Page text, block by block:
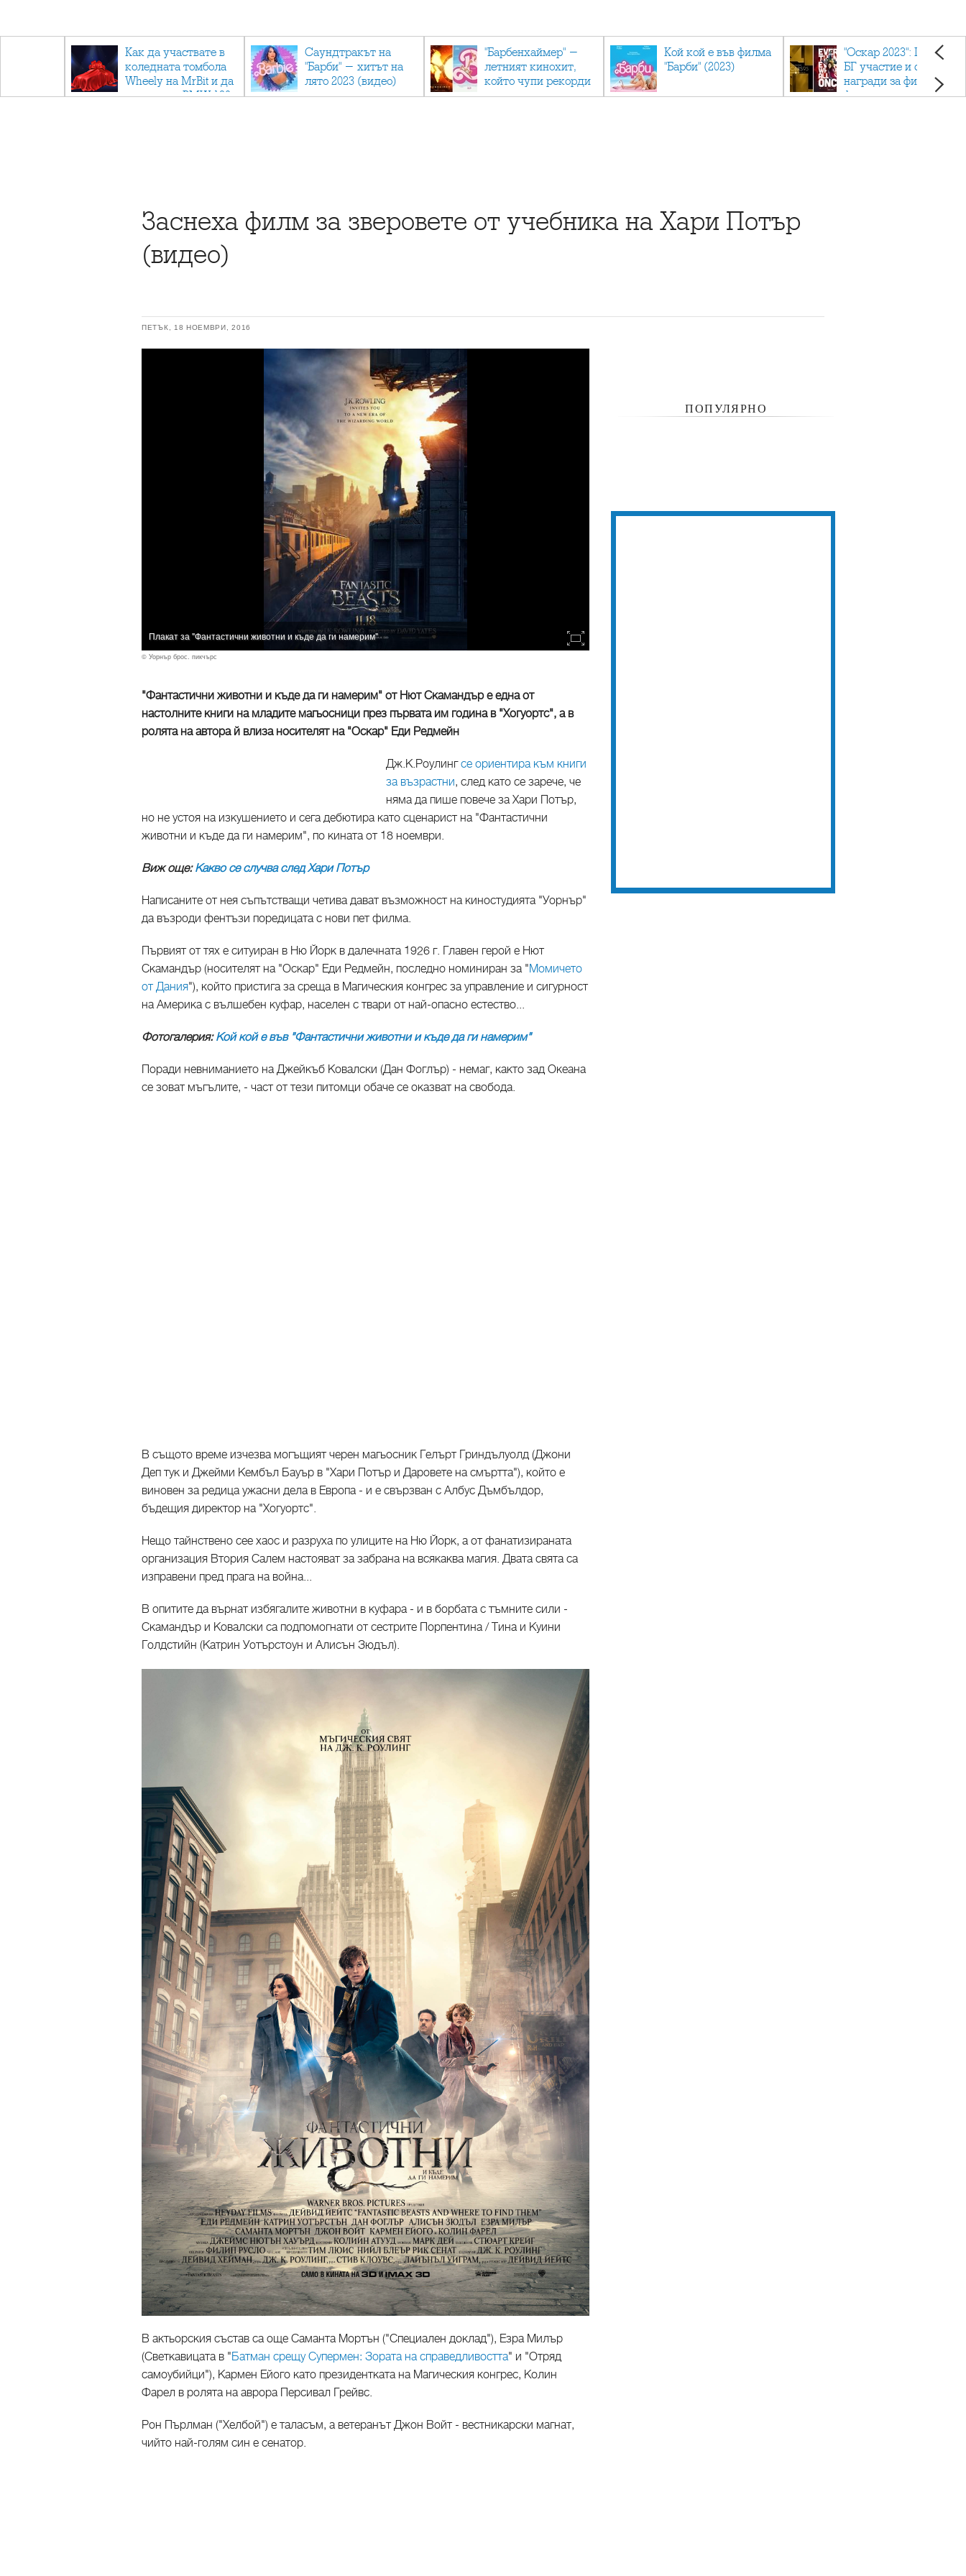
Как да участвате в
коледната томбола
Wheely на MrBit и да
спечелите BMW 120
Саундтракът на
"Барби" - хитът на
лято 2023 (видео)
"Барбенхаймер" -
летният кинохит,
който чупи рекорди
Кой кой е във филма
"Барби" (2023)
"Оскар 2023": Приз с
БГ участие и седем
награди за филма
фаворит
Заснеха филм за зверовете от учебника на Хари Потър
(видео)
ПЕТЪК, 18 НОЕМВРИ, 2016
Плакат за "Фантастични животни и къде да ги намерим"
© Уорнър брос. пикчърс
"Фантастични животни и къде да ги намерим" от Нют Скамандър е една от
настолните книги на младите магьосници през първата им година в "Хогуортс", а в
ролята на автора й влиза носителят на "Оскар" Еди Редмейн
Дж.К.Роулингсе ориентира към книги
за възрастни, след като се зарече, че
няма да пише повече за Хари Потър,
но не устоя на изкушението и сега дебютира като сценарист на "Фантастични
животни и къде да ги намерим", по кината от 18 ноември.
Виж още:Какво се случва след Хари Потър
Написаните от нея съпътстващи четива дават възможност на киностудията "Уорнър"
да възроди фентъзи поредицата с нови пет филма.
Първият от тях е ситуиран в Ню Йорк в далечната 1926 г. Главен герой е Нют
Скамандър (носителят на "Оскар" Еди Редмейн, последно номиниран за "Момичето
от Дания"), който пристига за среща в Магическия конгрес за управление и сигурност
на Америка с вълшебен куфар, населен с твари от най-опасно естество...
Фотогалерия:Кой кой е във "Фантастични животни и къде да ги намерим"
Поради невниманието на Джейкъб Ковалски (Дан Фоглър) - немаг, както зад Океана
се зоват мъгълите, - част от тези питомци обаче се оказват на свобода.
В същото време изчезва могъщият черен магьосник Гелърт Гриндълуолд (Джони
Деп тук и Джейми Кембъл Бауър в "Хари Потър и Даровете на смъртта"), който е
виновен за редица ужасни дела в Европа - и е свързван с Албус Дъмбълдор,
бъдещия директор на "Хогуортс".
Нещо тайнствено сее хаос и разруха по улиците на Ню Йорк, а от фанатизираната
организация Втория Салем настояват за забрана на всякаква магия. Двата свята са
изправени пред прага на война...
В опитите да върнат избягалите животни в куфара - и в борбата с тъмните сили -
Скамандър и Ковалски са подпомогнати от сестрите Порпентина / Тина и Куини
Голдстийн (Катрин Уотърстоун и Алисън Зюдъл).
В актьорския състав са още Саманта Мортън ("Специален доклад"), Езра Милър
(Светкавицата в "Батман срещу Супермен: Зората на справедливостта" и "Отряд
самоубийци"), Кармен Ейого като президентката на Магическия конгрес, Колин
Фарел в ролята на аврора Персивал Грейвс.
Рон Пърлман ("Хелбой") е таласъм, а ветеранът Джон Войт - вестникарски магнат,
чийто най-голям син е сенатор.
ПОПУЛЯРНО